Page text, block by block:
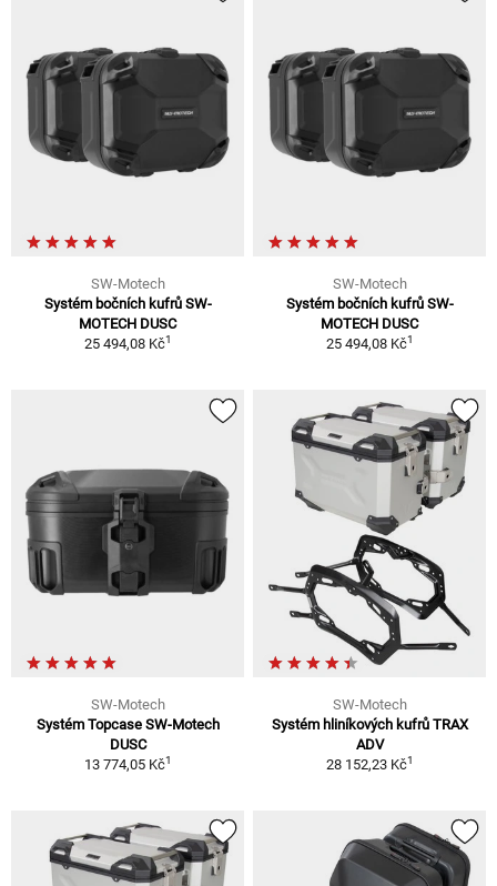
SW-Motech
Systém bočních kufrů SW-
MOTECH DUSC
25 494,08 Kč1
SW-Motech
Systém bočních kufrů SW-
MOTECH DUSC
25 494,08 Kč1
SW-Motech
Systém Topcase SW-Motech
DUSC
13 774,05 Kč1
SW-Motech
Systém hliníkových kufrů TRAX
ADV
28 152,23 Kč1